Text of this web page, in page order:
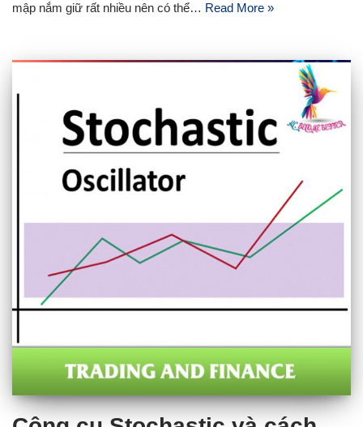
mập nắm giữ rất nhiều nên có thể… Read More »